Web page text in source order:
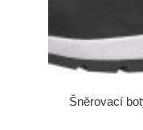
Šněrovací